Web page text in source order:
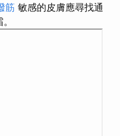
筋 敏感的皮膚應尋找通